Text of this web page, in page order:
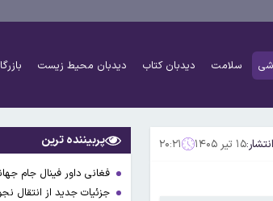
سلامت دیدبان کتاب دیدبان محیط زیست
۱۵ تیر ۱۴۰۵ ۲۰:۲۱ پربیننده ترین
فغانی داور فینال جام
جزئیات جدید از انتقال